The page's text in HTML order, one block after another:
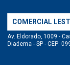
COMERCIAL
Av. Eldorado, 1009 -
Diadema - SP - CEP: